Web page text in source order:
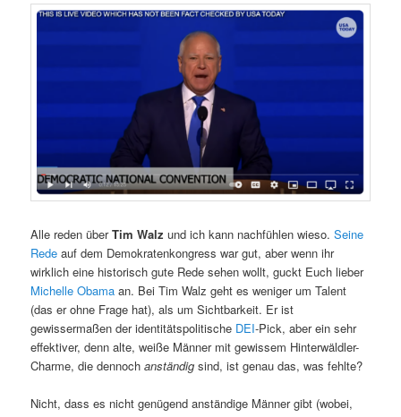
Alle reden überTim Walz und ich kann nachfühlen wieso.Seine
Rede auf dem Demokratenkongress war gut, aber wenn ihr
wirklich eine historisch gute Rede sehen wollt, guckt Euch lieber
Michelle Obama an. Bei Tim Walz geht es weniger um Talent
(das er ohne Frage hat), als um Sichtbarkeit. Er ist
gewissermaßen der identitätspolitische DEI-Pick, aber ein sehr
effektiver, denn alte, weiße Männer mit gewissem Hinterwäldler-
Charme, die dennochanständig sind, ist genau das, was fehlte?
Nicht, dass es nicht genügend anständige Männer gibt (wobei,